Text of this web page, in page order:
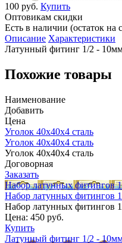
100 руб. Купить
Оптовикам скидки
Есть в наличии (остаток на
Описание Характеристики
Латунный фитинг 1/2 -
Похожие товары
Наименование
Добавить
Цена
Уголок 40х40х4 сталь
Уголок 40х40х4 сталь
Уголок 40х40х4 сталь
Договорная
Заказать
Набор латунных фитингов
Набор латунных фитингов
Набор латунных фитингов
Цена: 450 руб.
Купить
Латунный фитинг 1/2 -